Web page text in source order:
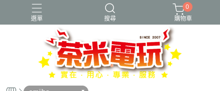
選單 搜尋
0
購物車